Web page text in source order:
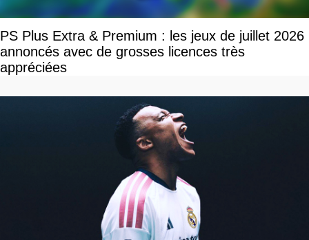
PS Plus Extra & Premium : les jeux de juillet 2026
annoncés avec de grosses licences très
appréciées